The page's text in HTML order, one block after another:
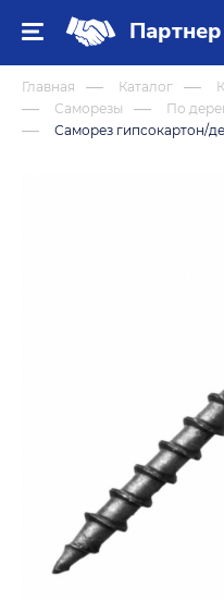
Партнер
Главная Каталог
Саморезы
По
Саморез гипсокартон/